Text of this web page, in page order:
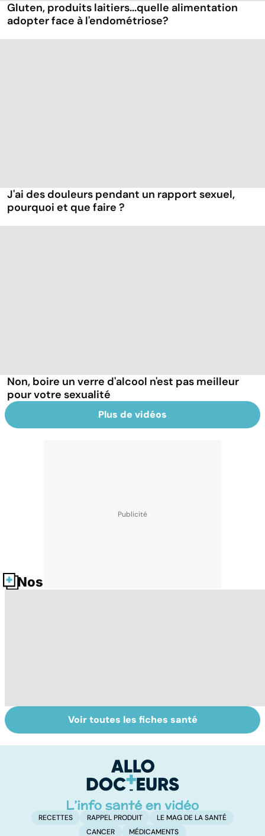
Gluten, produits laitiers...quelle alimentation
adopter face à l'endométriose?
J'ai des douleurs pendant un rapport sexuel,
pourquoi et que faire ?
Non, boire un verre d'alcool n'est pas meilleur
pour votre sexualité
Plus de vidéos
Nos fiches santé
L'endométriose :
des douleurs
Ovaires
polykystiques :
fréquent
Voir toutes les fiches santé
RECETTES RAPPEL PRODUIT
LE MAG DE LA SANTÉ
CANCER
MÉDICAMENTS